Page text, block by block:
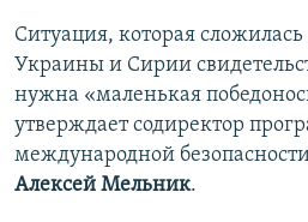
Ситуация, которая
Украины и Сирии
нужна «маленькая
утверждает содиректор
международной
Алексей Мельник.